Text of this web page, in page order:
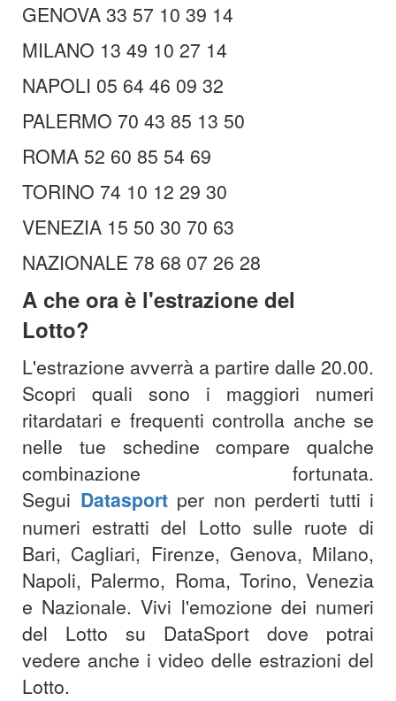
GENOVA 33 57 10 39 14
MILANO 13 49 10 27 14
NAPOLI 05 64 46 09 32
PALERMO 70 43 85 13 50
ROMA 52 60 85 54 69
TORINO 74 10 12 29 30
VENEZIA 15 50 30 70 63
NAZIONALE 78 68 07 26 28
A che ora è l'estrazione del
Lotto?
L'estrazione avverrà a partire dalle 20.00.
Scopri quali sono i maggiori numeri
ritardatari e frequenti controlla anche se
nelle tue schedine compare qualche
combinazione fortunata.
Segui Datasport per non perderti tutti i
numeri estratti del Lotto sulle ruote di
Bari, Cagliari, Firenze, Genova, Milano,
Napoli, Palermo, Roma, Torino, Venezia
e Nazionale. Vivi l'emozione dei numeri
del Lotto su DataSport dove potrai
vedere anche i video delle estrazioni del
Lotto.